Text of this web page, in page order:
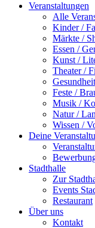
Veranstaltungen
Alle
Kinder /
Märkte /
Essen /
Kunst /
Theater /
Feste /
Musik /
Natur /
Wissen /
Deine
Stadthalle
Zur
Events
Restaurant
Über uns
Kontakt